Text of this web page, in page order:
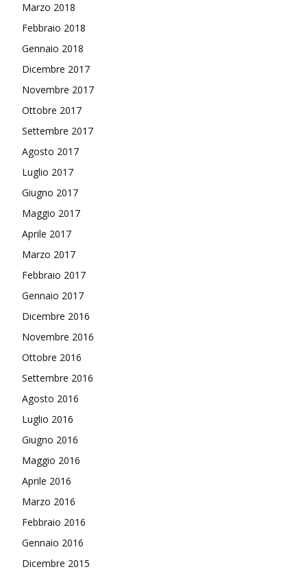
Marzo 2018
Febbraio 2018
Gennaio 2018
Dicembre 2017
Novembre 2017
Ottobre 2017
Settembre 2017
Agosto 2017
Luglio 2017
Giugno 2017
Maggio 2017
Aprile 2017
Marzo 2017
Febbraio 2017
Gennaio 2017
Dicembre 2016
Novembre 2016
Ottobre 2016
Settembre 2016
Agosto 2016
Luglio 2016
Giugno 2016
Maggio 2016
Aprile 2016
Marzo 2016
Febbraio 2016
Gennaio 2016
Dicembre 2015